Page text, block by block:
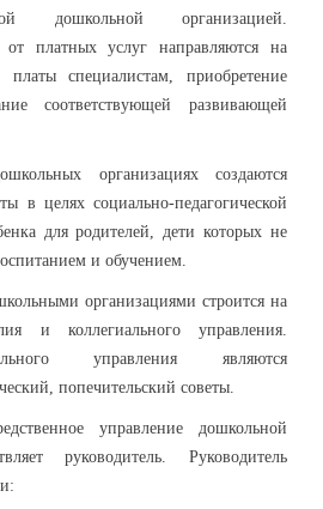
дошкольной организацией.
от платных услуг направляются на
платы специалистам, приобретение
соответствующей развивающей
организациях создаются
в целях социально-педагогической
для родителей, дети которых не
и обучением.
организациями строится на
и коллегиального управления.
управления являются
попечительский советы.
управление дошкольной
руководитель. Руководитель